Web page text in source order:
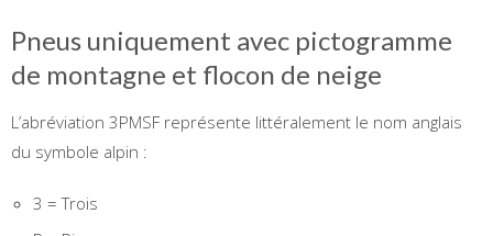
Pneus uniquement avec pictogramme
de montagne et flocon de neige
L’abréviation 3PMSF représente littéralement le nom anglais
du symbole alpin :
3 = Trois